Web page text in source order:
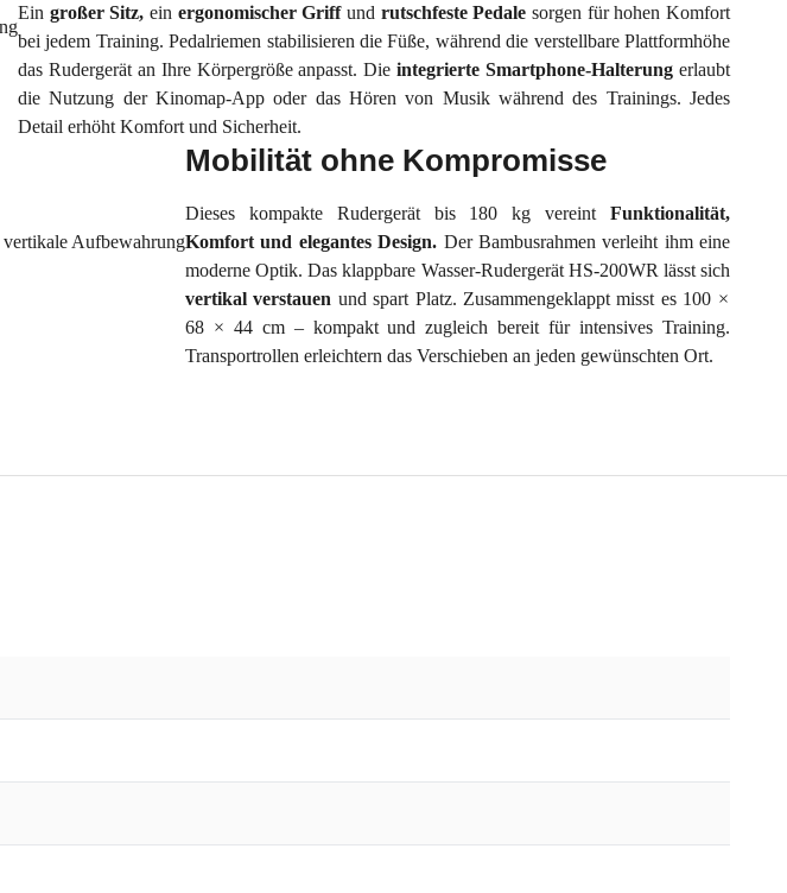
Ein großer Sitz, ein ergonomischer Griffund rutschfeste Pedalesorgen für hohen Komfort
bei jedem Training. Pedalriemen stabilisieren die Füße, während die verstellbare Plattformhöhe
das Rudergerät an Ihre Körpergröße anpasst. Dieintegrierte Smartphone-Halterungerlaubt
die Nutzung der Kinomap-App oder das Hören von Musik während des Trainings. Jedes
Detail erhöht Komfort und Sicherheit.
Mobilität ohne Kompromisse
Dieses kompakte Rudergerät bis 180 kg vereint Funktionalität,
Komfort und elegantes Design. Der Bambusrahmen verleiht ihm eine
moderne Optik. Das klappbare Wasser-Rudergerät HS-200WR lässt sich
vertikal verstauen und spart Platz. Zusammengeklappt misst es 100 ×
68 × 44 cm – kompakt und zugleich bereit für intensives Training.
Transportrollen erleichtern das Verschieben an jeden gewünschten Ort.